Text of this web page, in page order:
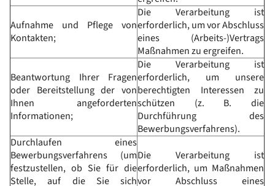
Aufnahme und Pflege von
Kontakten;
Die Verarbeitung ist
erforderlich, um vor Abschluss
eines (Arbeits-)Vertrags
Maßnahmen zu ergreifen.
Beantwortung Ihrer Fragen
oder Bereitstellung der von
Ihnen angeforderten
Informationen;
Die Verarbeitung ist
erforderlich, um unsere
berechtigten Interessen zu
schützen (z. B. die
Durchführung des
Bewerbungsverfahrens).
Durchlaufen eines
Bewerbungsverfahrens (um
festzustellen, ob Sie für die
Stelle, auf die Sie sich
Die Verarbeitung ist
erforderlich, um Maßnahmen
vor Abschluss eines